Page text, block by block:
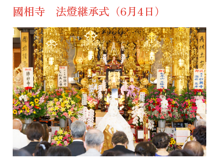
國相寺 法燈継承式（6月4日）